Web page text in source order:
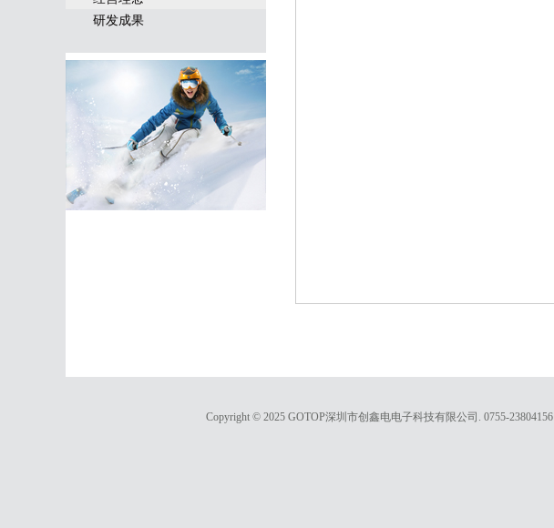
研发成果
Copyright © 2025 GOTOP深圳市创鑫电电子科技有限公司. 0755-23804156